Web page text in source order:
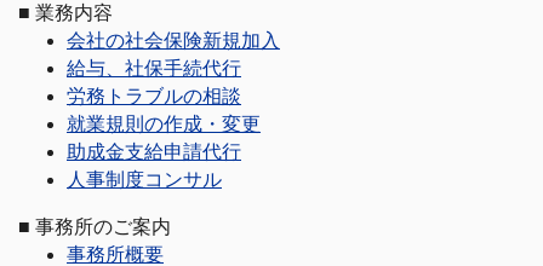
■ 業務内容
会社の社会保険新規加入
給与、社保手続代行
労務トラブルの相談
就業規則の作成・変更
助成金支給申請代行
人事制度コンサル
■ 事務所のご案内
事務所概要